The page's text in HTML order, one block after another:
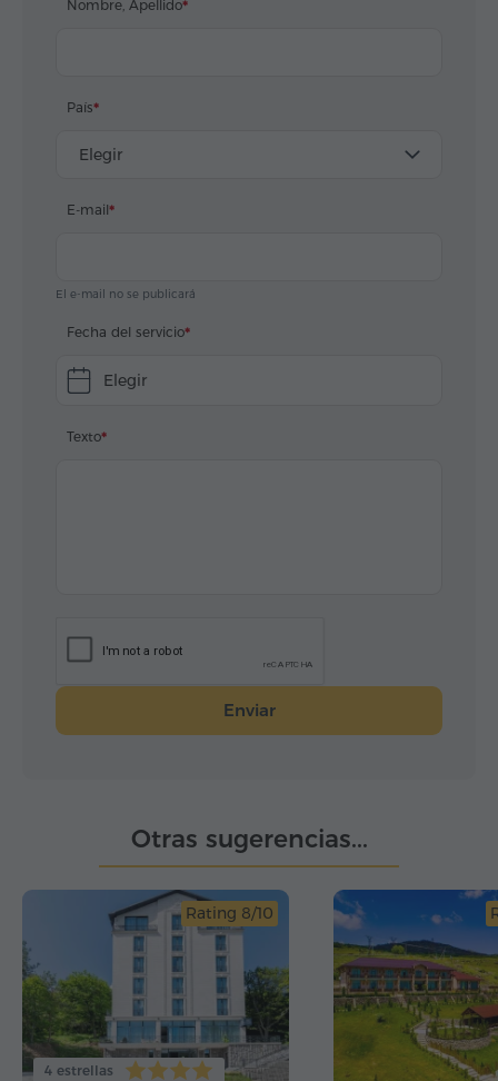
Nombre, Apellido
País
Elegir
E-mail
El e-mail no se publicará
Fecha del servicio
Elegir
Texto
Enviar
Otras sugerencias...
Rating 8/10
4 estrellas